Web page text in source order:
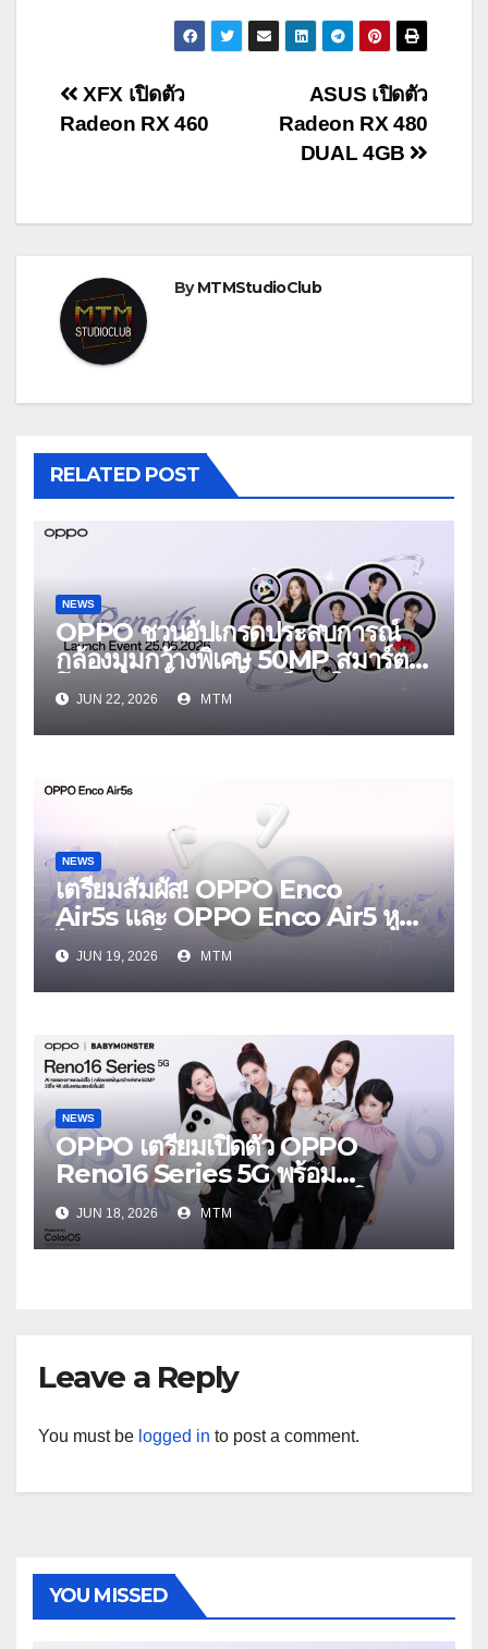
Post
ASUS เปิดตัว
Radeon RX 480
DUAL 4GB
XFX เปิดตัว
Radeon RX 460
ByMTMStudioClub
RELATED POST
NEWS
OPPO ชวนอัปเกรดประสบการณ์
กล้องมุมกว้างพิเศษ 50MP สมาร์ต
โฟนเพื่อนซี้ เทรนดี้ทุกช็อต ใน
งาน OPPO Reno16 Series 5G
Launch Event 25 มิถุนายนนี้
JUN 22, 2026 MTM
NEWS
เตรียมสัมผัส! OPPO Enco
Air5s และ OPPO Enco Air5 หูฟัง
ไร้สายรุ่นใหม่ล่าสุด มาพร้อมระบบ
ตัดเสียงรบกวน เบาสบายเหมือนไม่ได้
ใส่
JUN 19, 2026 MTM
NEWS
OPPO เตรียมเปิดตัว OPPO
Reno16 Series 5G พร้อม
ประกาศ BABYMONSTER ใน
ฐานะ Reno Girls ชวนสัมผัส
ประสบการณ์ถ่ายภาพมุมกว้างพิเศษที่
JUN 18, 2026 MTM
Leave a Reply
You must be logged in to post a comment.
YOU MISSED